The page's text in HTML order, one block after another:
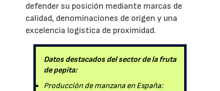
defender su posición mediante marcas de
calidad, denominaciones de origen y una
excelencia logística de proximidad.
Datos destacados del sector de la fruta
de pepita:
Producción de manzana en España: